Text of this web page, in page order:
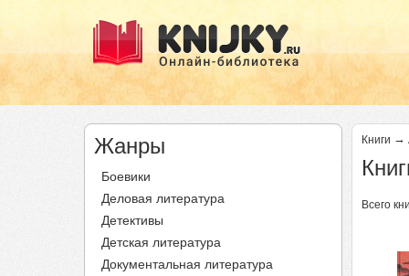
Жанры
Боевики
Деловая литература
Детективы
Детская литература
Документальная литература
Книги →
Всего